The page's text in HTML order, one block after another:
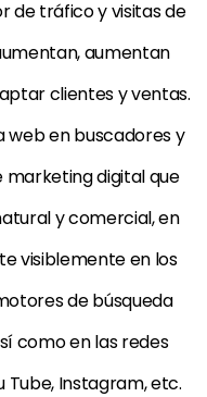
de tráfico y visitas de
aumentan
clientes y ventas.
web en buscadores y
marketing digital que
y comercial, en
visiblemente en los
de búsqueda
como en las redes
Tube, Instagram, etc.